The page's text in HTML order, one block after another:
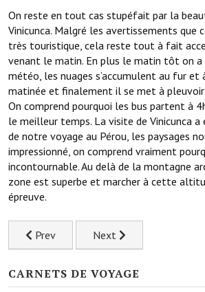
On reste en tout cas stupéfait par la
Vinicunca. Malgré les avertissements que
très touristique, cela reste tout à fait
venant le matin. En plus le matin tôt on a
météo, les nuages s’accumulent au fur et
matinée et finalement il se met à pleuvoir
On comprend pourquoi les bus partent à
le meilleur temps. La visite de Vinicunca
de notre voyage au Pérou, les paysages
impressionné, on comprend vraiment
incontournable. Au delà de la montagne
zone est superbe et marcher à cette
épreuve.
Previous article: On s’installe
Prev Next article: Les îles
Next
CARNETS DE VOYAGE